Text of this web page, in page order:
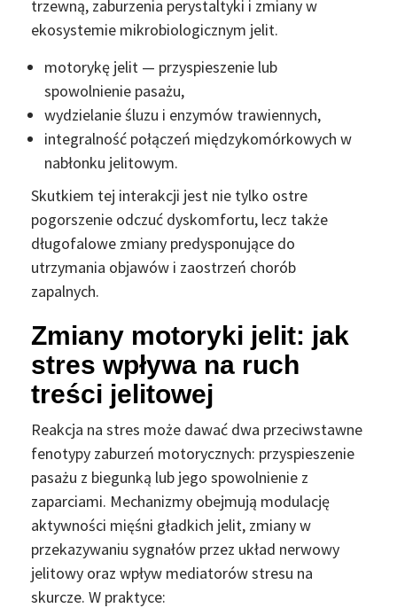
trzewną, zaburzenia perystaltyki i zmiany w
ekosystemie mikrobiologicznym jelit.
motorykę jelit — przyspieszenie lub
spowolnienie pasażu,
wydzielanie śluzu i enzymów trawiennych,
integralność połączeń międzykomórkowych w
nabłonku jelitowym.
Skutkiem tej interakcji jest nie tylko ostre
pogorszenie odczuć dyskomfortu, lecz także
długofalowe zmiany predysponujące do
utrzymania objawów i zaostrzeń chorób
zapalnych.
Zmiany motoryki jelit: jak
stres wpływa na ruch
treści jelitowej
Reakcja na stres może dawać dwa przeciwstawne
fenotypy zaburzeń motorycznych: przyspieszenie
pasażu z biegunką lub jego spowolnienie z
zaparciami. Mechanizmy obejmują modulację
aktywności mięśni gładkich jelit, zmiany w
przekazywaniu sygnałów przez układ nerwowy
jelitowy oraz wpływ mediatorów stresu na
skurcze. W praktyce: